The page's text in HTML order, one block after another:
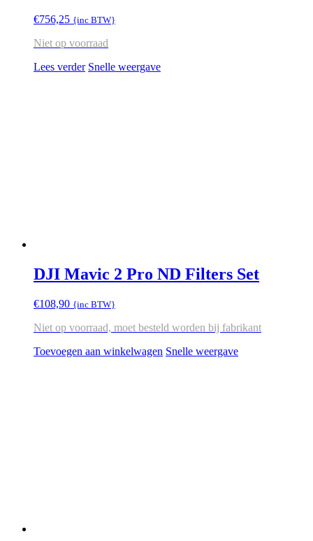
€756,25 {inc BTW}
Niet op voorraad
Lees verder Snelle weergave
DJI Mavic 2 Pro ND Filters Set
€108,90 {inc BTW}
Niet op voorraad, moet besteld worden bij fabrikant
Toevoegen aan winkelwagen Snelle weergave